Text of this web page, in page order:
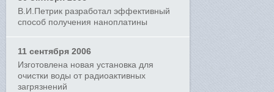
В.И.Петрик разработал эффективный
способ получения наноплатины
11 сентября 2006
Изготовлена новая установка для
очистки воды от радиоактивных
загрязнений